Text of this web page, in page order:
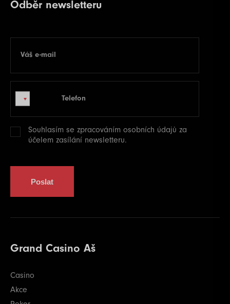
Odběr newsletteru
Váš e-mail
Telefon
Souhlasím se zpracováním osobních údajů za
účelem zasílání newsletteru.
Poslat
Grand Casino Aš
Casino
Akce